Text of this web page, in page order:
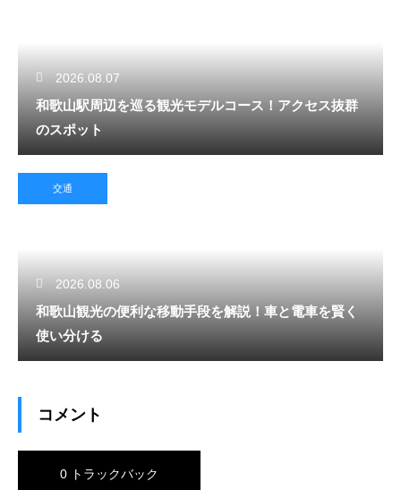
2026.08.07
和歌山駅周辺を巡る観光モデルコース！アクセス抜群
のスポット
交通
2026.08.06
和歌山観光の便利な移動手段を解説！車と電車を賢く
使い分ける
コメント
0 トラックバック